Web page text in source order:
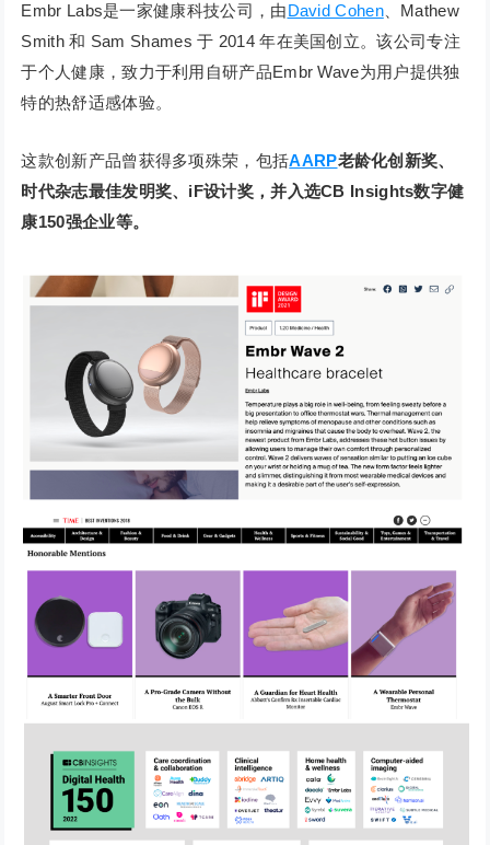
Embr Labs是一家健康科技公司，由David Cohen、Mathew
Smith 和 Sam Shames 于 2014 年在美国创立。该公司专注
于个人健康，致力于利用自研产品Embr Wave为用户提供独
特的热舒适感体验。
这款创新产品曾获得多项殊荣，包括AARP老龄化创新奖、
时代杂志最佳发明奖、iF设计奖，并入选CB Insights数字健
康150强企业等。